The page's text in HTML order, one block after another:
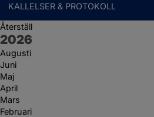
KALLELSER & PROTOKOLL
Återställ
År:
2026
Augusti
Juni
Maj
April
Mars
Februari